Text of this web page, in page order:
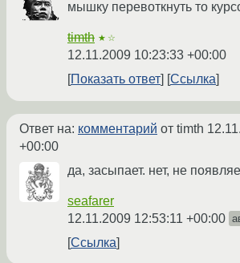
мышку перевоткнуть то
timth ★☆
12.11.2009 10:23:33 +00:00
Показать ответ
Ссылка
Ответ на: комментарий от timth
+00:00
да, засыпает. нет, не
seafarer
12.11.2009 12:53:11 +00:00
Ссылка